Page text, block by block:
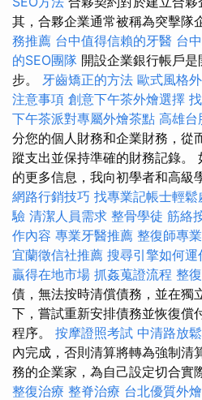
其，合夥企業通常被稱為突擊隊
務推薦 台中值得信賴的牙醫 台
的SEO團隊 開設企業銀行帳戶
步。 牙齒矯正的方法 歐式風格
注意事項 創意下午茶外燴選擇
下午茶派對專屬外燴茶點 高雄台
分您的個人財務和企業財務，從
蹤支出並保持準確的財務記錄。
的更多信息，我向初學者和高級
網路行銷技巧 找專業記帳士輕鬆
驗 清潔人員需求 整骨學徒 筋絡
作內容 專業牙醫推薦 整復師專
宜蘭徵信社推薦 搜尋引擎如何運
贏得在地市場 抓姦蒐證流程 整
債，無法按時清償債務，並在獨
下，嘗試重新安排債務並恢復償
程序。 按摩證照考試 中清路放
內完成，否則清算將轉為強制清
務的企業家，為自己設定切合實
整復治療 整脊治療 台北優質外